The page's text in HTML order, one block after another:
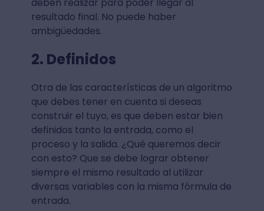
resultado final. No puede haber
ambigüedades.
2. Definidos
Otra de las características de un algoritmo
que debes tener en cuenta si deseas
construir el tuyo, es que deben estar bien
definidos tanto la entrada, como el
proceso y la salida. ¿Qué queremos decir
con esto? Que se debe lograr obtener
siempre el mismo resultado al utilizar
diversas variables con la misma fórmula de
entrada.